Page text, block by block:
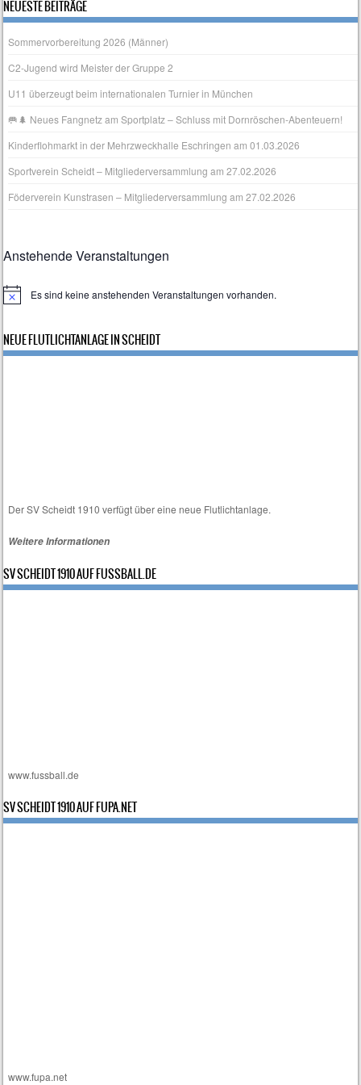
NEUESTE BEITRÄGE
Sommervorbereitung 2026 (Männer)
C2-Jugend wird Meister der Gruppe 2
U11 überzeugt beim internationalen Turnier in München
🥅🌲 Neues Fangnetz am Sportplatz – Schluss mit Dornröschen‑Abenteuern!
Kinderflohmarkt in der Mehrzweckhalle Eschringen am 01.03.2026
Sportverein Scheidt – Mitgliederversammlung am 27.02.2026
Föderverein Kunstrasen – Mitgliederversammlung am 27.02.2026
Anstehende Veranstaltungen
H
w
e
Es sind keine anstehenden Veranstaltungen vorhanden.
NEUE FLUTLICHTANLAGE IN SCHEIDT
Der SV Scheidt 1910 verfügt über eine neue Flutlichtanlage.
Weitere Informationen
SV SCHEIDT 1910 AUF FUSSBALL.DE
www.fussball.de
SV SCHEIDT 1910 AUF FUPA.NET
www.fupa.net